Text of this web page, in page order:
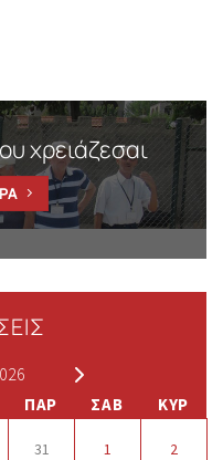
χρειάζεσαι
ΠΑΡ ΣΑΒ ΚΥΡ
31 1 2